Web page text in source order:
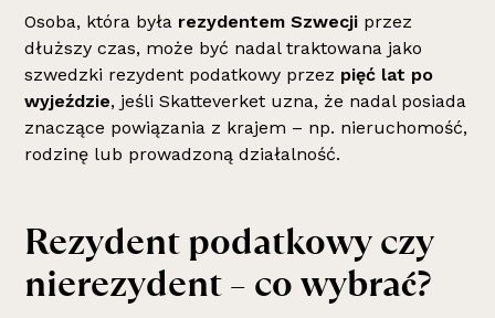
Osoba, która była rezydentem Szwecji przez
dłuższy czas, może być nadal traktowana jako
szwedzki rezydent podatkowy przez pięć lat po
wyjeździe, jeśli Skatteverket uzna, że nadal posiada
znaczące powiązania z krajem – np. nieruchomość,
rodzinę lub prowadzoną działalność.
Rezydent podatkowy czy
nierezydent – co wybrać?